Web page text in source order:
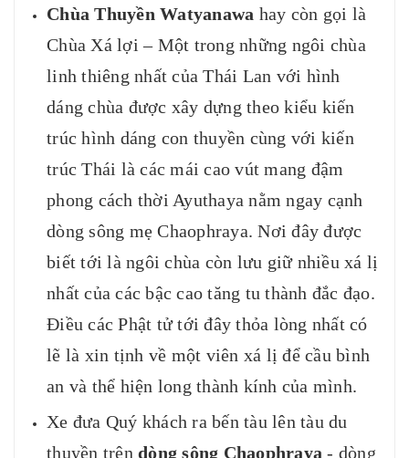
Chùa Thuyền Watyanawa hay còn gọi là
Chùa Xá lợi – Một trong những ngôi chùa
linh thiêng nhất của Thái Lan với hình
dáng chùa được xây dựng theo kiểu kiến
trúc hình dáng con thuyền cùng với kiến
trúc Thái là các mái cao vút mang đậm
phong cách thời Ayuthaya nằm ngay cạnh
dòng sông mẹ Chaophraya. Nơi đây được
biết tới là ngôi chùa còn lưu giữ nhiều xá lị
nhất của các bậc cao tăng tu thành đắc đạo.
Điều các Phật tử tới đây thỏa lòng nhất có
lẽ là xin tịnh về một viên xá lị để cầu bình
an và thể hiện long thành kính của mình.
Xe đưa Quý khách ra bến tàu lên tàu du
thuyền trên dòng sông Chaophraya- dòng